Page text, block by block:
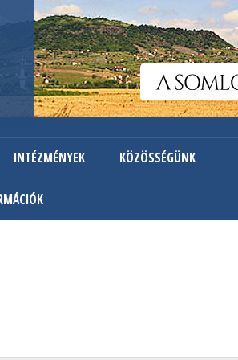
Ugrás
a
tartalomra
INTÉZMÉNYEK KÖZÖSSÉGÜNK